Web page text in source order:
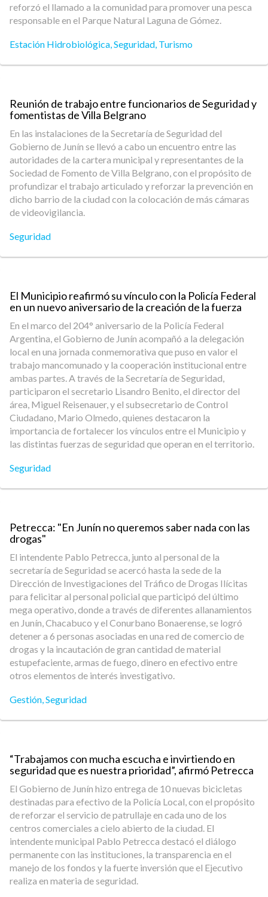
reforzó el llamado a la comunidad para promover una pesca
responsable en el Parque Natural Laguna de Gómez.
Estación Hidrobiológica,Seguridad, Turismo
Reunión de trabajo entre funcionarios de Seguridad y
fomentistas de Villa Belgrano
En las instalaciones de la Secretaría de Seguridad del
Gobierno de Junín se llevó a cabo un encuentro entre las
autoridades de la cartera municipal y representantes de la
Sociedad de Fomento de Villa Belgrano, con el propósito de
profundizar el trabajo articulado y reforzar la prevención en
dicho barrio de la ciudad con la colocación de más cámaras
de videovigilancia.
Seguridad
El Municipio reafirmó su vínculo con la Policía Federal
en un nuevo aniversario de la creación de la fuerza
En el marco del 204° aniversario de la Policía Federal
Argentina, el Gobierno de Junín acompañó a la delegación
local en una jornada conmemorativa que puso en valor el
trabajo mancomunado y la cooperación institucional entre
ambas partes. A través de la Secretaría de Seguridad,
participaron el secretario Lisandro Benito, el director del
área, Miguel Reisenauer, y el subsecretario de Control
Ciudadano, Mario Olmedo, quienes destacaron la
importancia de fortalecer los vínculos entre el Municipio y
las distintas fuerzas de seguridad que operan en el territorio.
Seguridad
Petrecca: "En Junín no queremos saber nada con las
drogas"
El intendente Pablo Petrecca, junto al personal de la
secretaría de Seguridad se acercó hasta la sede de la
Dirección de Investigaciones del Tráfico de Drogas Ilícitas
para felicitar al personal policial que participó del último
mega operativo, donde a través de diferentes allanamientos
en Junín, Chacabuco y el Conurbano Bonaerense, se logró
detener a 6 personas asociadas en una red de comercio de
drogas y la incautación de gran cantidad de material
estupefaciente, armas de fuego, dinero en efectivo entre
otros elementos de interés investigativo.
Gestión,Seguridad
“Trabajamos con mucha escucha e invirtiendo en
seguridad que es nuestra prioridad”, afirmó Petrecca
El Gobierno de Junín hizo entrega de 10 nuevas bicicletas
destinadas para efectivo de la Policía Local, con el propósito
de reforzar el servicio de patrullaje en cada uno de los
centros comerciales a cielo abierto de la ciudad. El
intendente municipal Pablo Petrecca destacó el diálogo
permanente con las instituciones, la transparencia en el
manejo de los fondos y la fuerte inversión que el Ejecutivo
realiza en materia de seguridad.